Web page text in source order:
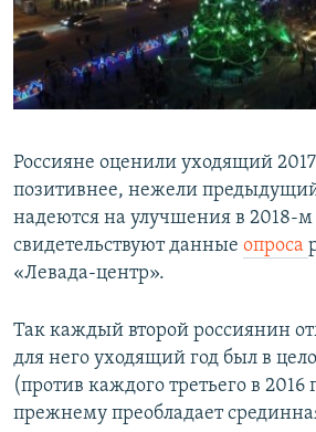
ПОБЕДИТЕЛЕЙ НЕ СУДЯТ?
КРЫМ.НЕПОКОРЕННЫЙ
ELIFBE
ПРИСОЕДИНЯЙТЕСЬ!
Все сайты RFE/RL
Россияне оценили уходящий
позитивнее, нежели
надеются на улучшения в 2018-м
свидетельствуют данные опроса
«Левада-центр».
Так каждый второй россиянин
для него уходящий год был в
(против каждого третьего в 2016
прежнему преобладает